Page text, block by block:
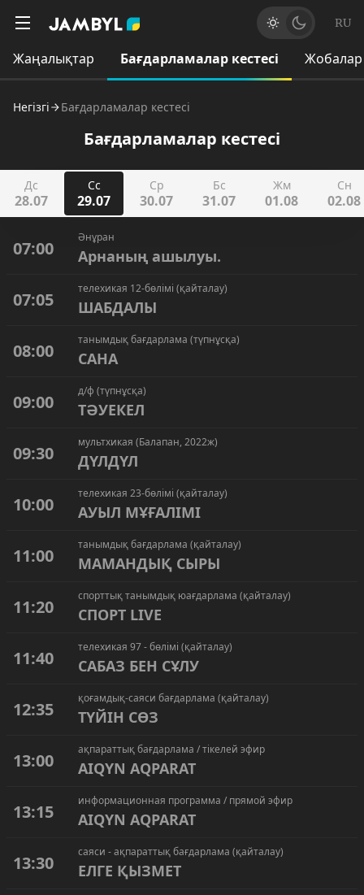
RU
Жаңалықтар Бағдарламалар кестесі Жобалар
Негізгі Бағдарламалар кестесі
Бағдарламалар кестесі
Дс
28.07
Сс
29.07
Ср
30.07
Бс
31.07
Жм
01.08
Сн
02.08
07:00
Әнұран
Арнаның ашылуы.
07:05
телехикая 12-бөлімі (қайталау)
ШАБДАЛЫ
08:00
танымдық бағдарлама (түпнұсқа)
САНА
09:00
д/ф (түпнұсқа)
ТӘУЕКЕЛ
09:30
мультхикая (Балапан, 2022ж)
ДҮЛДҮЛ
10:00
телехикая 23-бөлімі (қайталау)
АУЫЛ МҰҒАЛІМІ
11:00
танымдық бағдарлама (қайталау)
МАМАНДЫҚ СЫРЫ
11:20
спорттық танымдық юағдарлама (қайталау)
СПОРТ LIVE
11:40
телехикая 97 - бөлімі (қайталау)
САБАЗ БЕН СҰЛУ
12:35
қоғамдық-саяси бағдарлама (қайталау)
ТҮЙІН СӨЗ
13:00
ақпараттық бағдарлама / тікелей эфир
AIQYN AQPARAT
13:15
информационная программа / прямой эфир
AIQYN AQPARAT
13:30
саяси - ақпараттық бағдарлама (қайталау)
ЕЛГЕ ҚЫЗМЕТ